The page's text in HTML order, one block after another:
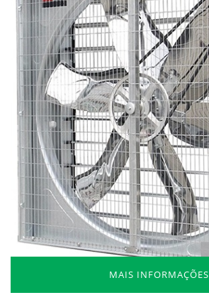
MAIS INFORMAÇÕES